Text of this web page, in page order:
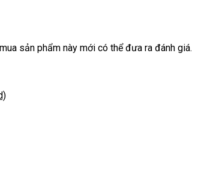
sản phẩm này mới có thể đưa ra đánh giá.